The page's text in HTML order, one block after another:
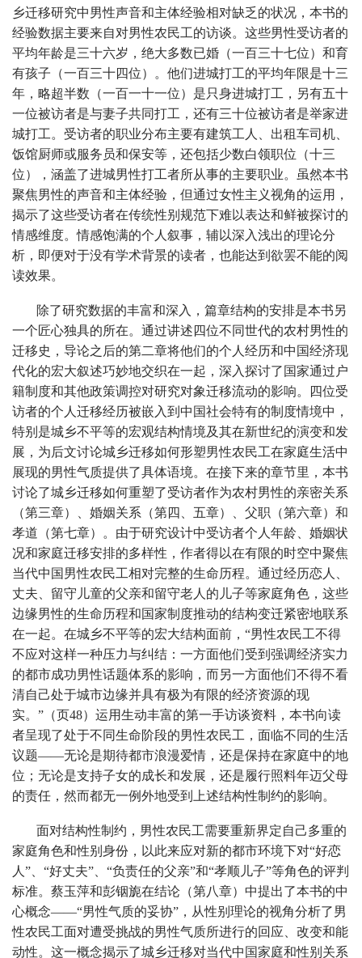
乡迁移研究中男性声音和主体经验相对缺乏的状况，本书的
经验数据主要来自对男性农民工的访谈。这些男性受访者的
平均年龄是三十六岁，绝大多数已婚（一百三十七位）和育
有孩子（一百三十四位）。他们进城打工的平均年限是十三
年，略超半数（一百一十一位）是只身进城打工，另有五十
一位被访者是与妻子共同打工，还有三十位被访者是举家进
城打工。受访者的职业分布主要有建筑工人、出租车司机、
饭馆厨师或服务员和保安等，还包括少数白领职位（十三
位），涵盖了进城男性打工者所从事的主要职业。虽然本书
聚焦男性的声音和主体经验，但通过女性主义视角的运用，
揭示了这些受访者在传统性别规范下难以表达和鲜被探讨的
情感维度。情感饱满的个人叙事，辅以深入浅出的理论分
析，即便对于没有学术背景的读者，也能达到欲罢不能的阅
读效果。
除了研究数据的丰富和深入，篇章结构的安排是本书另
一个匠心独具的所在。通过讲述四位不同世代的农村男性的
迁移史，导论之后的第二章将他们的个人经历和中国经济现
代化的宏大叙述巧妙地交织在一起，深入探讨了国家通过户
籍制度和其他政策调控对研究对象迁移流动的影响。四位受
访者的个人迁移经历被嵌入到中国社会特有的制度情境中，
特别是城乡不平等的宏观结构情境及其在新世纪的演变和发
展，为后文讨论城乡迁移如何形塑男性农民工在家庭生活中
展现的男性气质提供了具体语境。在接下来的章节里，本书
讨论了城乡迁移如何重塑了受访者作为农村男性的亲密关系
（第三章）、婚姻关系（第四、五章）、父职（第六章）和
孝道（第七章）。由于研究设计中受访者个人年龄、婚姻状
况和家庭迁移安排的多样性，作者得以在有限的时空中聚焦
当代中国男性农民工相对完整的生命历程。通过经历恋人、
丈夫、留守儿童的父亲和留守老人的儿子等家庭角色，这些
边缘男性的生命历程和国家制度推动的结构变迁紧密地联系
在一起。在城乡不平等的宏大结构面前，“男性农民工不得
不应对这样一种压力与纠结：一方面他们受到强调经济实力
的都市成功男性话题体系的影响，而另一方面他们不得不看
清自己处于城市边缘并具有极为有限的经济资源的现
实。”（页48）运用生动丰富的第一手访谈资料，本书向读
者呈现了处于不同生命阶段的男性农民工，面临不同的生活
议题——无论是期待都市浪漫爱情，还是保持在家庭中的地
位；无论是支持子女的成长和发展，还是履行照料年迈父母
的责任，然而都无一例外地受到上述结构性制约的影响。
面对结构性制约，男性农民工需要重新界定自己多重的
家庭角色和性别身份，以此来应对新的都市环境下对“好恋
人”、“好丈夫”、“负责任的父亲”和“孝顺儿子”等角色的评判
标准。蔡玉萍和彭铟旎在结论（第八章）中提出了本书的中
心概念——“男性气质的妥协”，从性别理论的视角分析了男
性农民工面对遭受挑战的男性气质所进行的回应、改变和能
动性。这一概念揭示了城乡迁移对当代中国家庭和性别关系